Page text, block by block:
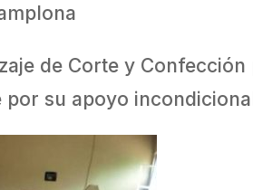
de Corte y Confección
su apoyo